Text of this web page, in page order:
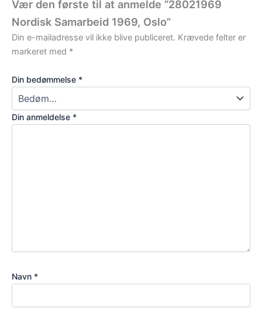
Vær den første til at anmelde “28021969
Nordisk Samarbeid 1969, Oslo”
Din e-mailadresse vil ikke blive publiceret. Krævede felter er
markeret med *
Din bedømmelse *
Din anmeldelse *
Navn *